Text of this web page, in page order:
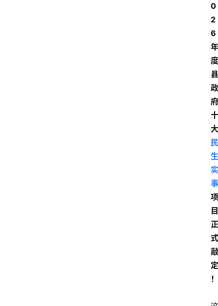
0
2
6
年
度
县
政
府
十
大
民
生
实
事
项
目
正
式
敲
定
！